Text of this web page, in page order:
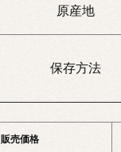
原産地
保存方法
販売価格